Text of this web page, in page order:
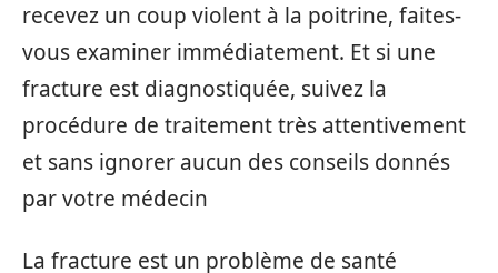
recevez un coup violent à la poitrine, faites-
vous examiner immédiatement. Et si une
fracture est diagnostiquée, suivez la
procédure de traitement très attentivement
et sans ignorer aucun des conseils donnés
par votre médecin
La fracture est un problème de santé